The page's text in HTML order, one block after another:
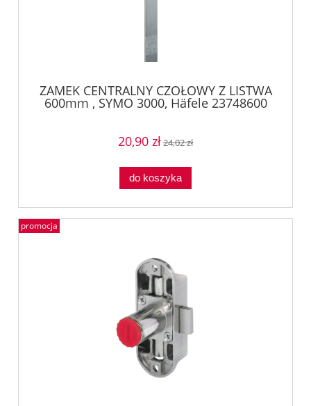
ZAMEK CENTRALNY CZOŁOWY Z LISTWA
600mm , SYMO 3000, Häfele 23748600
20,90 zł24,02 zł
do koszyka
promocja